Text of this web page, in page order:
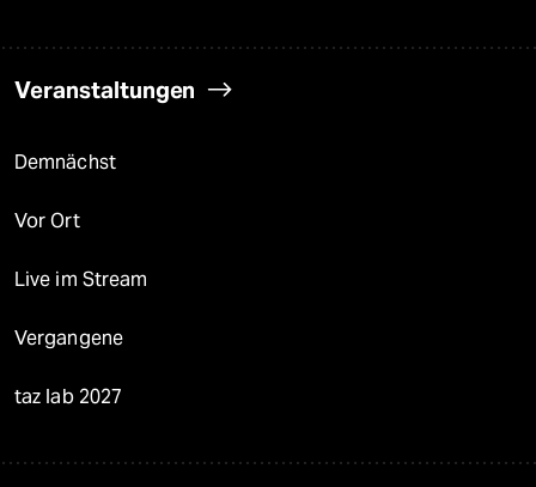
Veranstaltungen
Demnächst
Vor Ort
Live im Stream
Vergangene
taz lab 2027